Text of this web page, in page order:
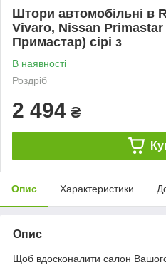
Штори автомобільні в
Vivaro, Nissan
Примастар) сірі з
В наявності
Роздріб
2 494 ₴
Опис Характеристики
Опис
Щоб вдосконалити салон